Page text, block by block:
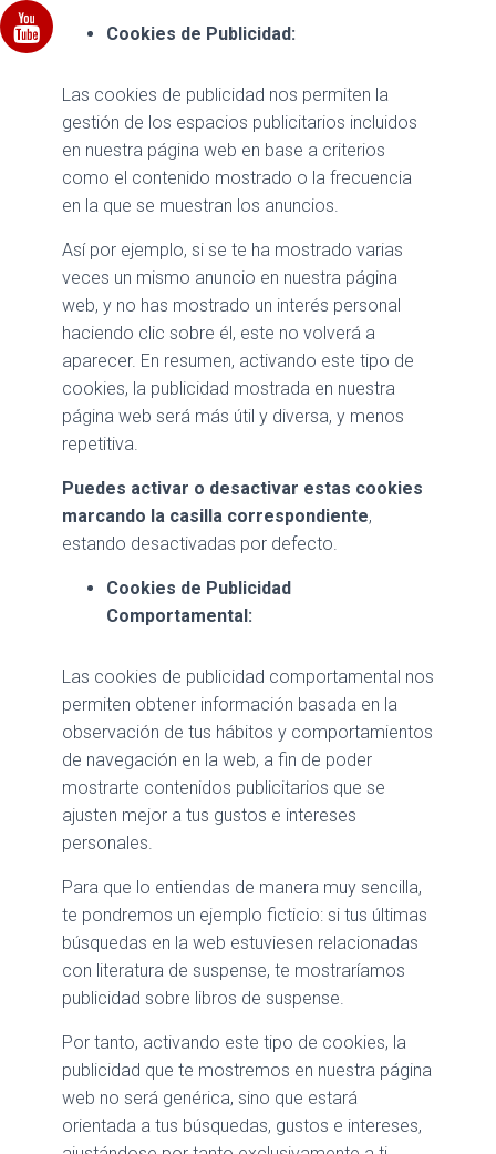
Cookies de Publicidad:
Las cookies de publicidad nos permiten la
gestión de los espacios publicitarios incluidos
en nuestra página web en base a criterios
como el contenido mostrado o la frecuencia
en la que se muestran los anuncios.
Así por ejemplo, si se te ha mostrado varias
veces un mismo anuncio en nuestra página
web, y no has mostrado un interés personal
haciendo clic sobre él, este no volverá a
aparecer. En resumen, activando este tipo de
cookies, la publicidad mostrada en nuestra
página web será más útil y diversa, y menos
repetitiva.
Puedes activar o desactivar estas cookies
marcando la casilla correspondiente,
estando desactivadas por defecto.
Cookies de Publicidad
Comportamental:
Las cookies de publicidad comportamental nos
permiten obtener información basada en la
observación de tus hábitos y comportamientos
de navegación en la web, a fin de poder
mostrarte contenidos publicitarios que se
ajusten mejor a tus gustos e intereses
personales.
Para que lo entiendas de manera muy sencilla,
te pondremos un ejemplo ficticio: si tus últimas
búsquedas en la web estuviesen relacionadas
con literatura de suspense, te mostraríamos
publicidad sobre libros de suspense.
Por tanto, activando este tipo de cookies, la
publicidad que te mostremos en nuestra página
web no será genérica, sino que estará
orientada a tus búsquedas, gustos e intereses,